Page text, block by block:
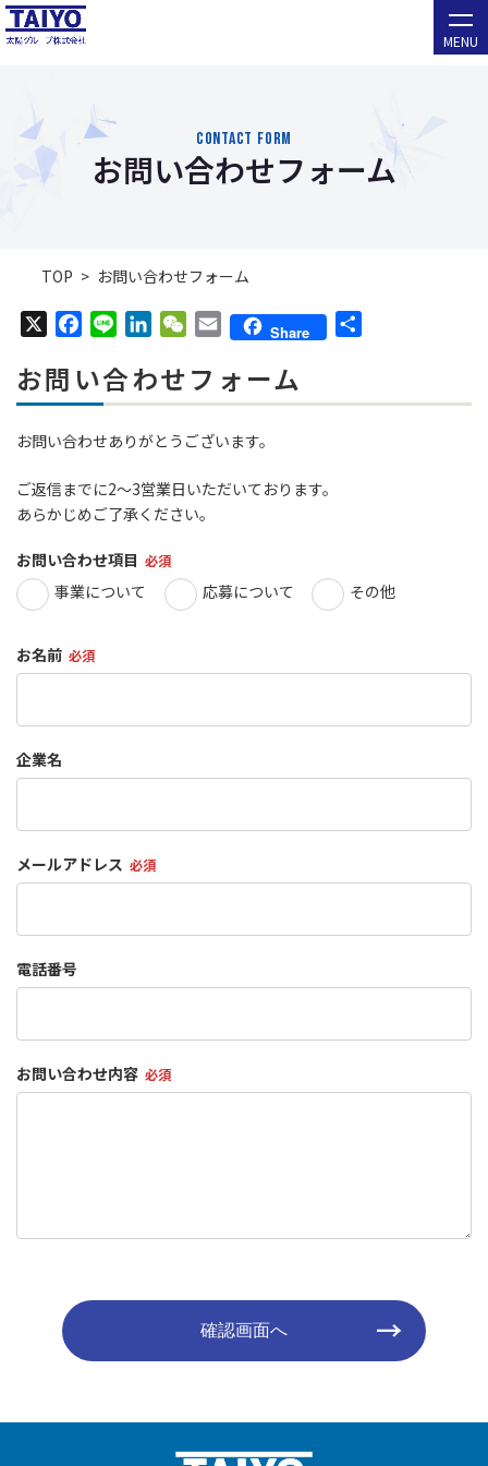
MENU
お問い合わせフォーム
CONTACT FORM
TOP お問い合わせフォーム
c
e
b
o
o
k
n
e
n
k
e
d
I
n
W
C
h
t
E
a
i
Share
お問い合わせフォーム
お問い合わせありがとうございます。
ご返信までに2〜3営業日いただいております。
あらかじめご了承ください。
お問い合わせ項目 必須
事業について 応募について その他
お名前 必須
企業名
メールアドレス 必須
電話番号
お問い合わせ内容 必須
確認画面へ